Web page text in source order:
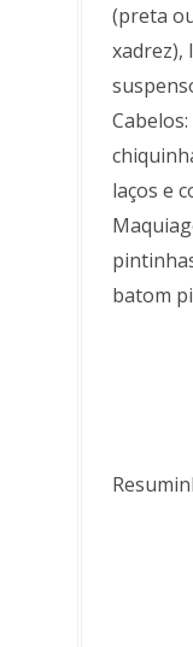
(preta
xadrez),
laços e
batom